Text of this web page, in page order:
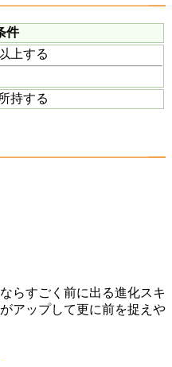
件
上する
持する
らすごく前に出る進化スキ
アップして更に前を捉えや